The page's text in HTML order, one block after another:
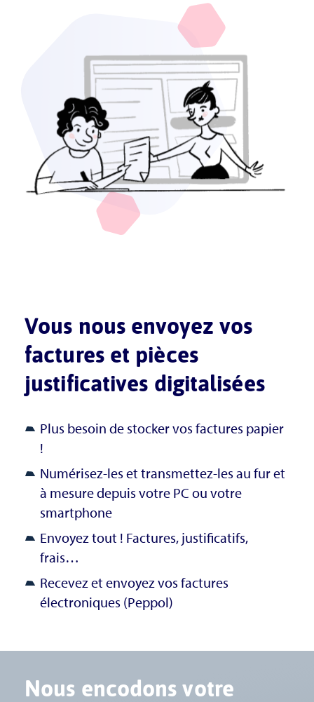
Vous nous envoyez vos
factures et pièces
justificatives digitalisées
Plus besoin de stocker vos factures papier
!
Numérisez-les et transmettez-les au fur et
à mesure depuis votre PC ou votre
smartphone
Envoyez tout ! Factures, justificatifs,
frais…
Recevez et envoyez vos factures
électroniques (Peppol)
Nous encodons votre